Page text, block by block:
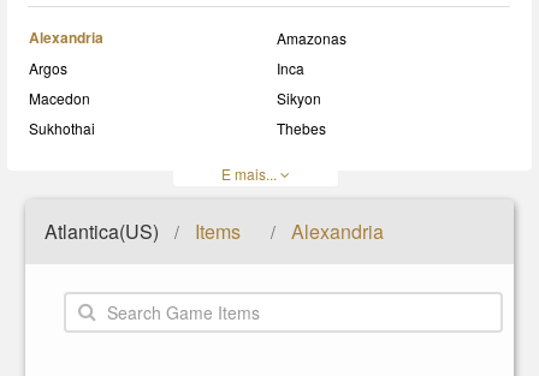
E mais...
Alexandria
Amazonas
Argos
Inca
Macedon
Sikyon
Sukhothai
Thebes
Atlantica(US) / Items / Alexandria